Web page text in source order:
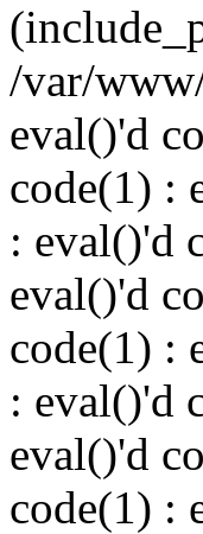
/var/
eval()'d
code(1) :
: eval()'d
eval()'d
code(1) :
: eval()'d
eval()'d
code(1) :